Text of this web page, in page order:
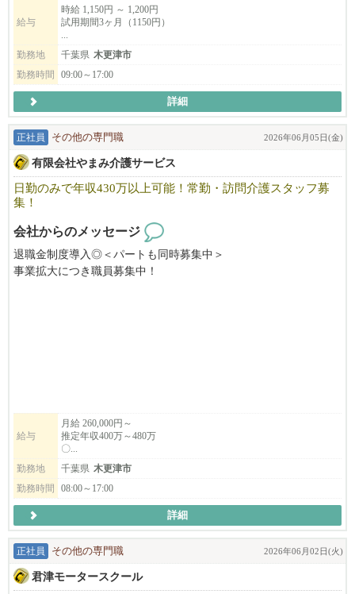
子どもたちの生活支援に興味のある方、ぜひご応募ください！
給与
時給 1,150円 ～ 1,200円
試用期間3ヶ月（1150円）
勤務地
千葉県 木更津市
勤務時間
09:00～17:00
詳細
正社員 その他の専門職 2026年06月05日(金)
有限会社やまみ介護サービス
日勤のみで年収430万以上可能！常勤・訪問介護スタッフ募
集！
会社からのメッセージ
退職金制度導入◎＜パートも同時募集中＞
事業拡大につき職員募集中！
給与
月給 260,000円～
推定年収400万～480万
〇...
勤務地
千葉県 木更津市
勤務時間
08:00～17:00
詳細
正社員 その他の専門職 2026年06月02日(火)
君津モータースクール